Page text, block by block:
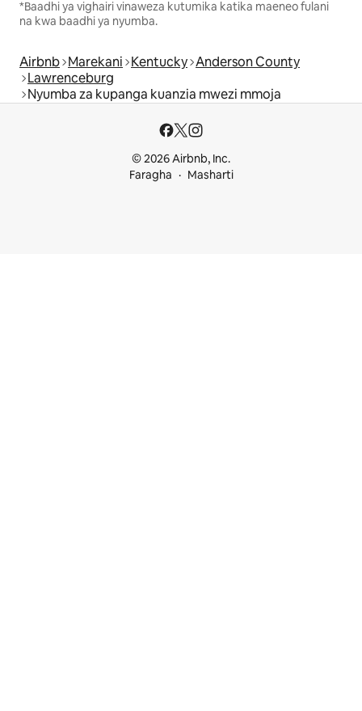
*Baadhi ya vighairi vinaweza kutumika katika maeneo fulani
na kwa baadhi ya nyumba.
Airbnb Marekani Kentucky Anderson County
Lawrenceburg
Nyumba za kupanga kuanzia mwezi mmoja
© 2026 Airbnb, Inc.
Faragha
Masharti